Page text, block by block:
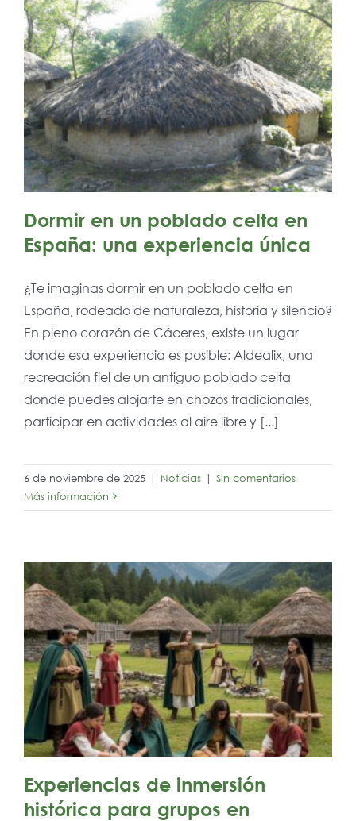
Dormir en un poblado celta en
España: una experiencia única
¿Te imaginas dormir en un poblado celta en
España, rodeado de naturaleza, historia y silencio?
En pleno corazón de Cáceres, existe un lugar
donde esa experiencia es posible: Aldealix, una
recreación fiel de un antiguo poblado celta
donde puedes alojarte en chozos tradicionales,
participar en actividades al aire libre y [...]
6 de noviembre de 2025 | Noticias | Sin comentarios
Más información
Experiencias de inmersión
histórica para grupos en